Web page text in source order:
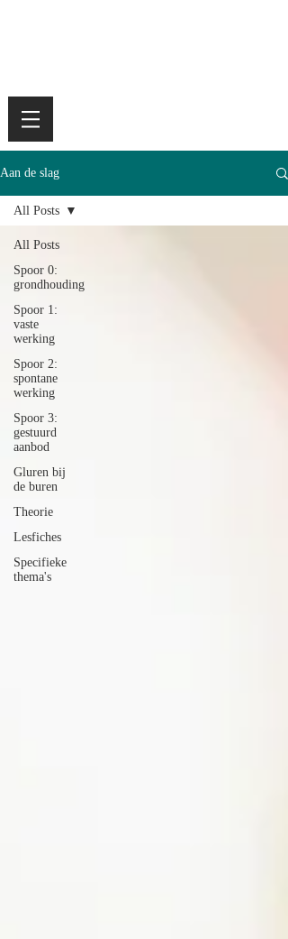
Aan de slag
All Posts
Spoor 0:
grondhouding
Spoor 1:
vaste
werking
Spoor 2:
spontane
werking
Spoor 3:
gestuurd
aanbod
Gluren bij
de buren
Theorie
Lesfiches
Specifieke
thema's
All Posts